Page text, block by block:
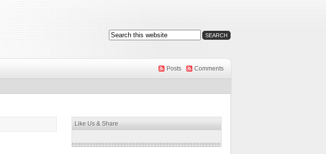
Posts Comments
Like Us & Share